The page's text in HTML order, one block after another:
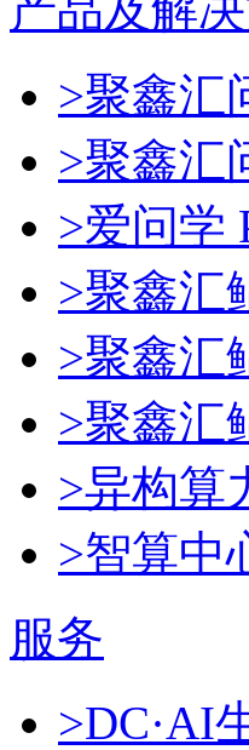
>聚鑫汇
>聚鑫汇
>爱问学
>聚鑫汇
>聚鑫汇
>聚鑫汇
>异构算
>智算中
服务
>DC·AI